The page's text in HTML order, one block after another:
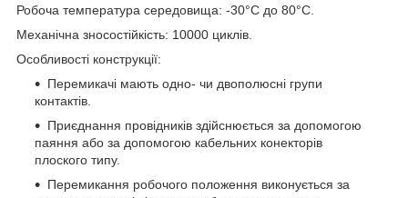
Робоча температура середовища: -30°С до 80°С.
Механічна зносостійкість: 10000 циклів.
Особливості конструкції:
Перемикачі мають одно- чи двополюсні групи
контактів.
Приєднання провідників здійснюється за допомогою
паяння або за допомогою кабельних конекторів
плоского типу.
Перемикання робочого положення виконується за